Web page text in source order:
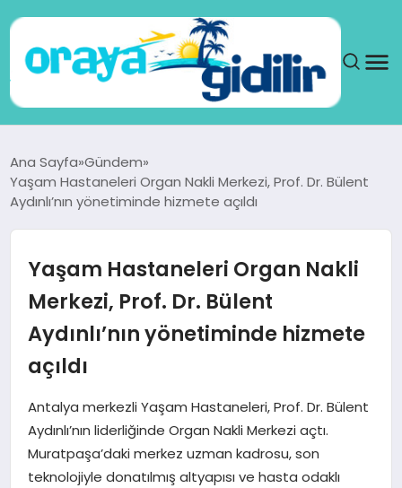
SAĞLIK
SEYAHAT
TEKNOLOJI
YAŞAM
Ana Sayfa Gündem
Yaşam Hastaneleri Organ Nakli Merkezi, Prof. Dr. Bülent
Aydınlı’nın yönetiminde hizmete açıldı
Yaşam Hastaneleri Organ Nakli
Merkezi, Prof. Dr. Bülent
Aydınlı’nın yönetiminde hizmete
açıldı
Antalya merkezli Yaşam Hastaneleri, Prof. Dr. Bülent
Aydınlı’nın liderliğinde Organ Nakli Merkezi açtı.
Muratpaşa’daki merkez uzman kadrosu, son
teknolojiyle donatılmış altyapısı ve hasta odaklı